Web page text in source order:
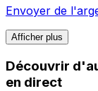
Envoyer de
Afficher plus
Découvrir
en direct